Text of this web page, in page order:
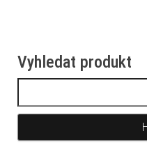
Vyhledat produkt